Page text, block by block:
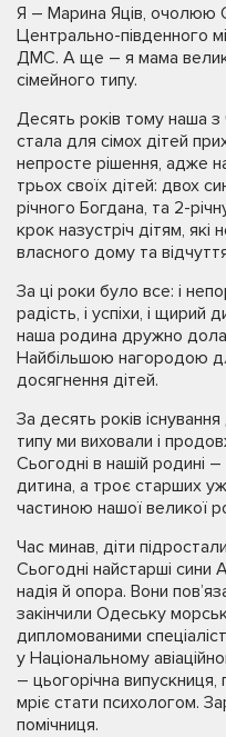
Я – Марина Яців, очолюю
Центрально-південного
ДМС. А ще – я мама
сімейного типу.
Десять років тому наша
стала для сімох дітей
непросте рішення, адже
трьох своїх дітей: двох
річного Богдана, та 2-
крок назустріч дітям, які
власного дому та
За ці роки було все: і
радість, і успіхи, і щирий
наша родина дружно
Найбільшою нагородою
досягнення дітей.
За десять років
типу ми виховали і
Сьогодні в нашій родині
дитина, а троє старших
частиною нашої великої
Час минав, діти
Сьогодні найстарші сини
надія й опора. Вони
закінчили Одеську
дипломованими
у Національному
– цьогорічна
мріє стати психологом.
помічниця.